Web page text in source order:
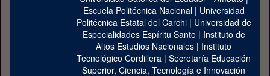
Escuela Politécnica Nacional| Universidad
Politécnica Estatal del Carchi| Universidad de
Especialidades Espíritu Santo | Instituto de
Altos Estudios Nacionales | Instituto
Tecnológico Cordillera | Secretaría Educación
Superior, Ciencia, Tecnología e Innovación